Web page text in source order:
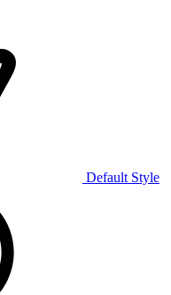
Default Style